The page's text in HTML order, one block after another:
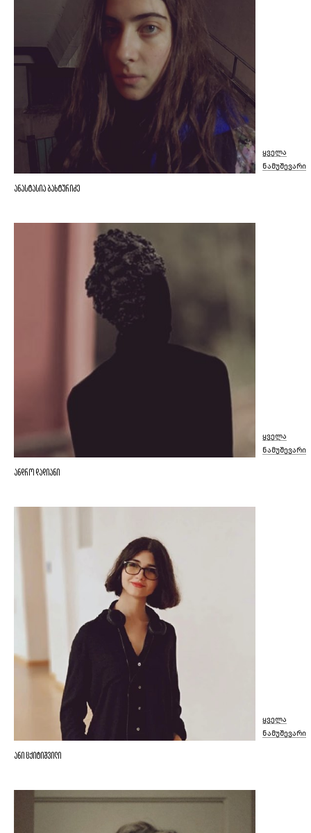
ანასტასია ბახტურიძე
ყველა
ნამუშევარი
ანდრო დადიანი
ყველა
ნამუშევარი
ანი ცქიტიშვილი
ყველა
ნამუშევარი